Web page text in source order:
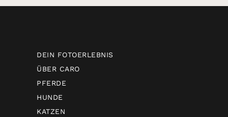
DEIN FOTOERLEBNIS
ÜBER CARO
PFERDE
HUNDE
KATZEN